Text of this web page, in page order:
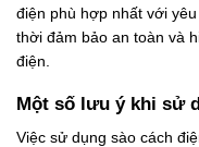
điện phù hợp nhất với
thời đảm bảo an toàn và
điện.
Một số lưu ý khi sử
Việc sử dụng sào cách